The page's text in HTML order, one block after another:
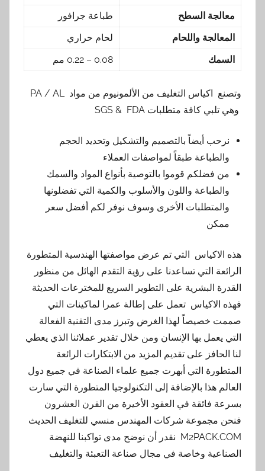
معالجة السطح
طباعة جرافور
المعالجة واللحام
لحام حراري
السمك
0.08 – 0.22 مم
وتصنع اكياس التغليف من الألمونيوم من مواد PA / AL
وهي تلبي كافة متطلبات SGS & FDA
نرحب أيضاً بالتصميم والتشكيل وتحديد الحجم
والطباعة طبقاً لمواصفات العملاء
من فضلكم قوموا بالتوصية بأنواع المواد والسمك
والطباعة واللون والأسلوب والكمية التي تفضلونها
والمتطلبات الأخرى وسوف نوفر لكم أفضل سعر
ممكن
هذه الاكياس التي تم عرض مواصفتها الهندسية المتطورة
الرائعة التي تساعدنا على رؤية التقدم الهائل من منظور
القدرة البشرية على التطوير السريع للمخترعات الحديثة
فهذه الاكياس تعمل على إطالة عمرا لماكينات التي
صممت خصيصاً لهذا الغرض وتبرز مدى التقنية الفعالة
التي يعمل بها الإنسان ومن خلال تقدير عملائنا الذي يعطي
لنا الحافز على تقديم المزيد من الابتكارات الرائعة
المتطورة التي أبهرت جميع علماء الصناعة في جميع دول
العالم هذا بالإضافة إلى التكنولوجيا المتطورة التي سارت
بسرعة فائقة في العقود الأخيرة من القرن العشرون
فنحن مجموعة شركات المهندس منسي للتغليف الحديث
M2PACK.COM نقدر أن نوضح مدى تواكبنا للنهضة
الصناعية وخاصة في مجال صناعة التعبئة والتغليف